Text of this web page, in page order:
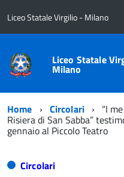
Liceo Statale Virgilio - Milano
Liceo Statale
Milano
Home Circolari “I
Risiera di San Sabba”
gennaio al Piccolo Teatro
Circolari